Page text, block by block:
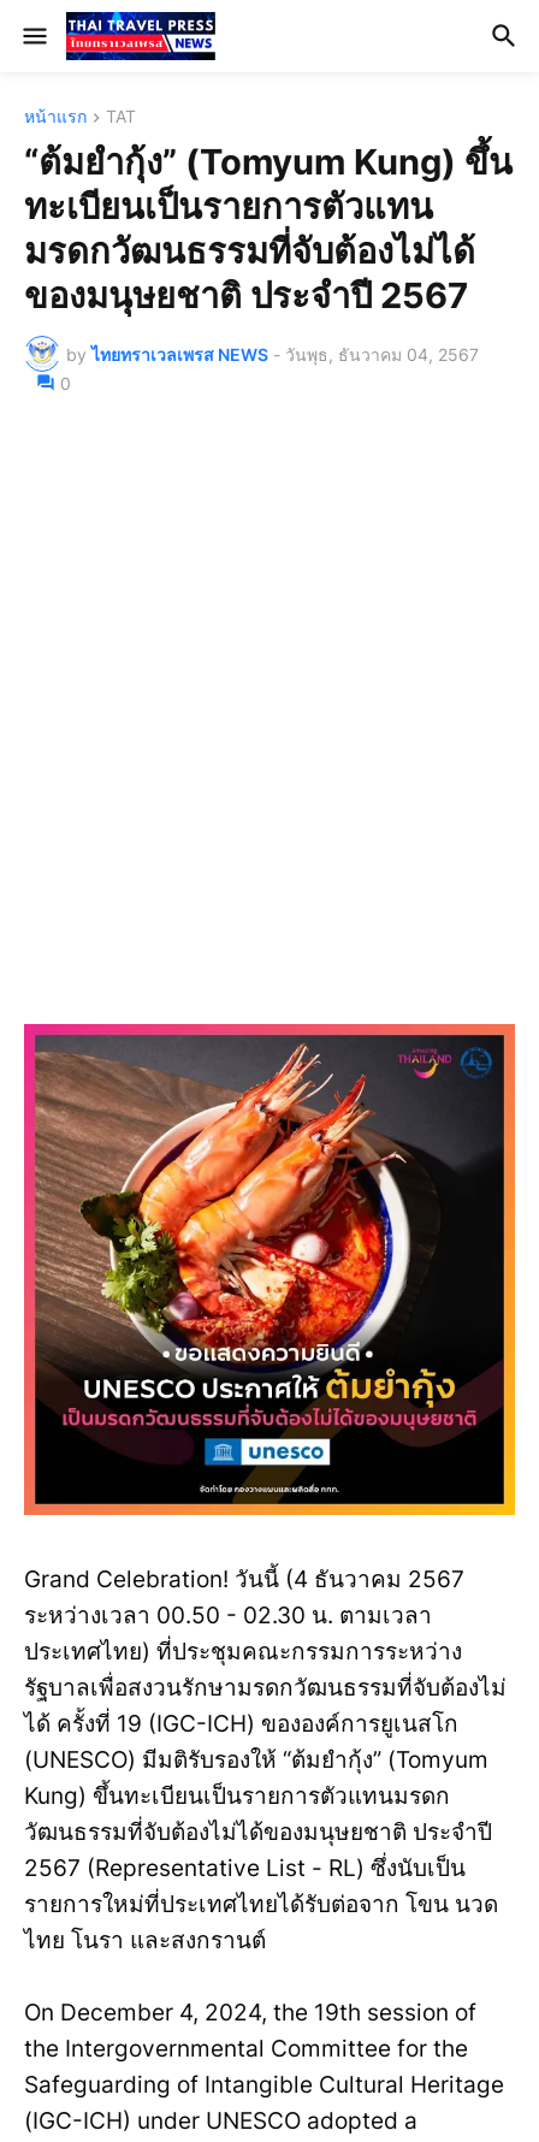
หน้าแรก TAT
“ต้มยำกุ้ง” (Tomyum Kung) ขึ้น
ทะเบียนเป็นรายการตัวแทน
มรดกวัฒนธรรมที่จับต้องไม่ได้
ของมนุษยชาติ ประจำปี 2567
by ไทยทราเวลเพรส NEWS - วันพุธ, ธันวาคม 04, 2567
0
Grand Celebration! วันนี้ (4 ธันวาคม 2567
ระหว่างเวลา 00.50 - 02.30 น. ตามเวลา
ประเทศไทย) ที่ประชุมคณะกรรมการระหว่าง
รัฐบาลเพื่อสงวนรักษามรดกวัฒนธรรมที่จับต้องไม่
ได้ ครั้งที่ 19 (IGC-ICH) ขององค์การยูเนสโก
(UNESCO) มีมติรับรองให้ “ต้มยำกุ้ง” (Tomyum
Kung) ขึ้นทะเบียนเป็นรายการตัวแทนมรดก
วัฒนธรรมที่จับต้องไม่ได้ของมนุษยชาติ ประจำปี
2567 (Representative List - RL) ซึ่งนับเป็น
รายการใหม่ที่ประเทศไทยได้รับต่อจาก โขน นวด
ไทย โนรา และสงกรานต์
On December 4, 2024, the 19th session of
the Intergovernmental Committee for the
Safeguarding of Intangible Cultural Heritage
(IGC-ICH) under UNESCO adopted a